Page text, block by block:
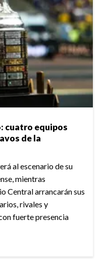
cuatro equipos
de la
al escenario de su
mientras
Central arrancarán sus
rivales y
fuerte presencia